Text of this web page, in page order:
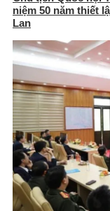
niệm 50 năm thiết
Lan